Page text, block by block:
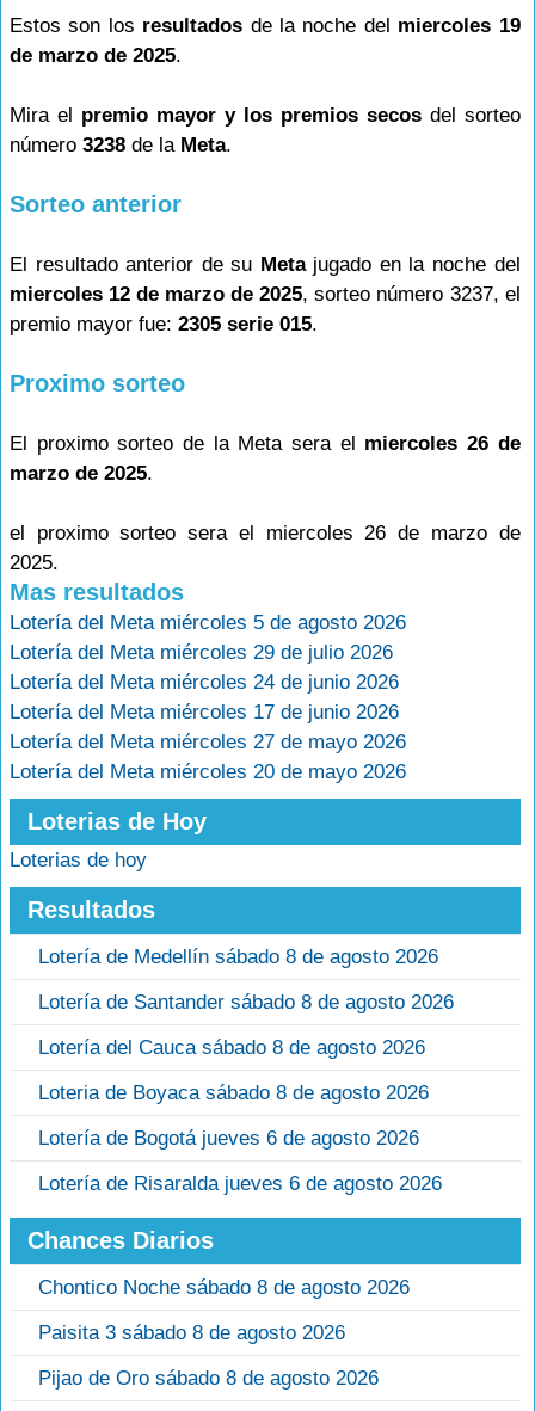
Estos son los resultados de la noche del miercoles 19
de marzo de 2025.
Mira el premio mayor y los premios secosdel sorteo
número 3238 de la Meta.
Sorteo anterior
El resultado anterior de su Metajugado en la noche del
miercoles 12 de marzo de 2025, sorteo número 3237, el
premio mayor fue: 2305 serie 015.
Proximo sorteo
El proximo sorteo de la Meta sera el miercoles 26 de
marzo de 2025.
el proximo sorteo sera el miercoles 26 de marzo de
2025.
Mas resultados
Lotería del Meta miércoles 5 de agosto 2026
Lotería del Meta miércoles 29 de julio 2026
Lotería del Meta miércoles 24 de junio 2026
Lotería del Meta miércoles 17 de junio 2026
Lotería del Meta miércoles 27 de mayo 2026
Lotería del Meta miércoles 20 de mayo 2026
Loterias de Hoy
Loterias de hoy
Resultados
Lotería de Medellín sábado 8 de agosto 2026
Lotería de Santander sábado 8 de agosto 2026
Lotería del Cauca sábado 8 de agosto 2026
Loteria de Boyaca sábado 8 de agosto 2026
Lotería de Bogotá jueves 6 de agosto 2026
Lotería de Risaralda jueves 6 de agosto 2026
Chances Diarios
Chontico Noche sábado 8 de agosto 2026
Paisita 3 sábado 8 de agosto 2026
Pijao de Oro sábado 8 de agosto 2026